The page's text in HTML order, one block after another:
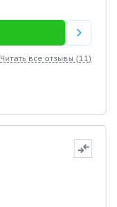
Читать все отзывы (11)